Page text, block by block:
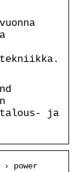
ja
power